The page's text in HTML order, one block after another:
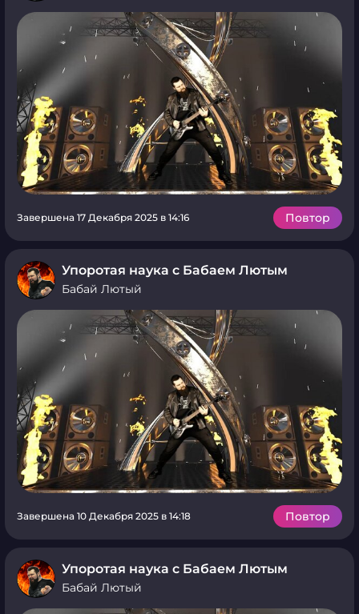
Завершена 17 Декабря 2025 в 14:16 Повтор
Упоротая наука с Бабаем Лютым
Бабай Лютый
Завершена 10 Декабря 2025 в 14:18 Повтор
Упоротая наука с Бабаем Лютым
Бабай Лютый